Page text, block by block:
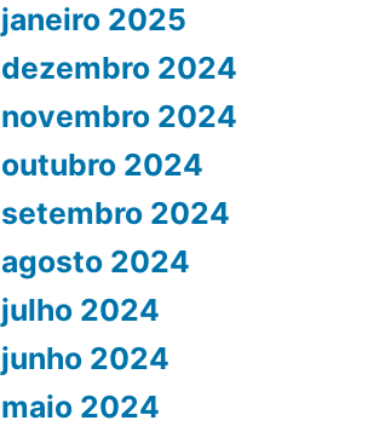
janeiro 2025
dezembro 2024
novembro 2024
outubro 2024
setembro 2024
agosto 2024
julho 2024
junho 2024
maio 2024